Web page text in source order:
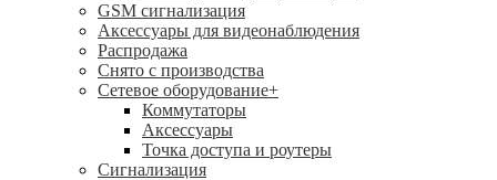
GSM сигнализация
Аксессуары для видеонаблюдения
Распродажа
Снято с производства
Сетевое оборудование+
Коммутаторы
Аксессуары
Точка доступа и роутеры
Сигнализация